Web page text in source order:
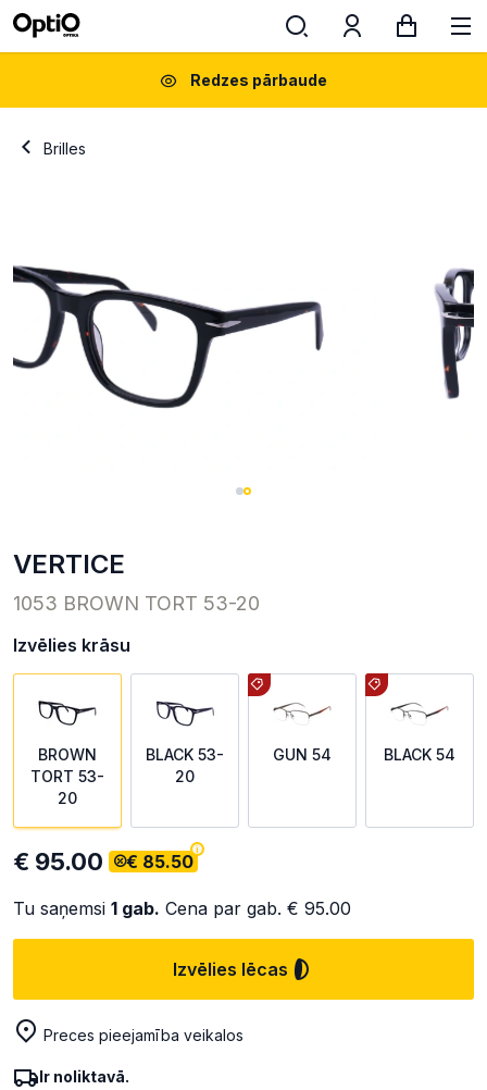
Redzes pārbaude
Brilles
VERTICE
1053 BROWN TORT 53-20
Izvēlies krāsu
BROWN
TORT 53-
20
BLACK 53-
20
GUN 54 BLACK 54
€ 95.00 € 85.50
Tu saņemsi 1 gab. Cena par gab. € 95.00
Izvēlies lēcas
Preces pieejamība veikalos
Ir noliktavā.